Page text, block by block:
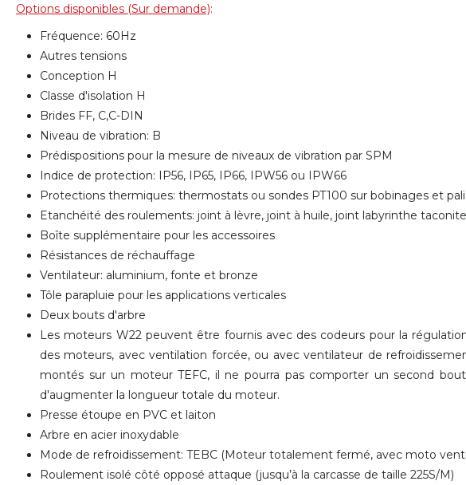
Options disponibles (Sur demande):
Fréquence: 60Hz
Autres tensions
Conception H
Classe d'isolation H
Brides FF, C,C-DIN
Niveau de vibration: B
Prédispositions pour la mesure de niveaux de vibration par SPM
Indice de protection: IP56, IP65, IP66, IPW56 ou IPW66
Protections thermiques: thermostats ou sondes PT100 sur bobinages et
Etanchéité des roulements: joint à lèvre, joint à huile, joint labyrinthe
Boîte supplémentaire pour les accessoires
Résistances de réchauffage
Ventilateur: aluminium, fonte et bronze
Tôle parapluie pour les applications verticales
Deux bouts d'arbre
Les moteurs W22 peuvent être fournis avec des codeurs pour la
des moteurs, avec ventilation forcée, ou avec ventilateur de
montés sur un moteur TEFC, il ne pourra pas comporter un second
d'augmenter la longueur totale du moteur.
Presse étoupe en PVC et laiton
Arbre en acier inoxydable
Mode de refroidissement: TEBC (Moteur totalement fermé, avec moto
Roulement isolé côté opposé attaque (jusqu’à la carcasse de taille 225S/M)